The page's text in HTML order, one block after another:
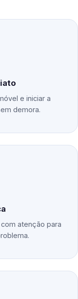
e iniciar a
demora.
atenção para